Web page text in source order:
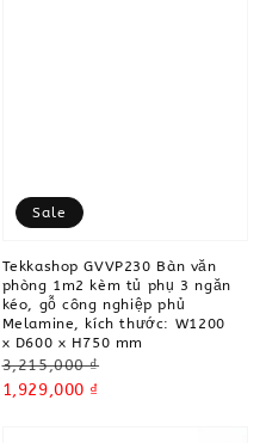
Sale
Tekkashop GVVP230 Bàn văn
phòng 1m2 kèm tủ phụ 3 ngăn
kéo, gỗ công nghiệp phủ
Melamine, kích thước: W1200
x D600 x H750 mm
Regular
price
3,215,000 ₫
Sale
1,929,000 ₫